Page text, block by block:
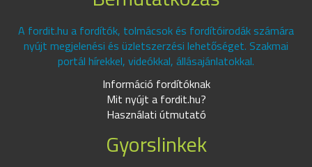
A fordit.hu a fordítók, tolmácsok és fordítóirodák számára
nyújt megjelenési és üzletszerzési lehetőséget. Szakmai
portál hírekkel, videókkal, állásajánlatokkal.
Információ fordítóknak
Mit nyújt a fordit.hu?
Használati útmutató
Gyorslinkek